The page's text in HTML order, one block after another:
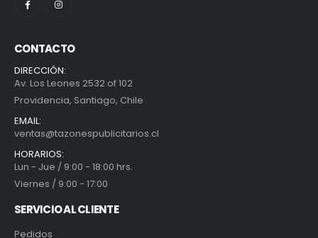
CONTACTO
DIRECCIÓN:
Av. Los Leones 2532 of 102
Providencia, Santiago, Chile
EMAIL:
ventas@tazonespublicitarios.cl
HORARIOS:
Lun - Jue / 9:00 - 18:00 hrs.
Viernes / 9:00 - 17:00
SERVICIO AL CLIENTE
Pedidos